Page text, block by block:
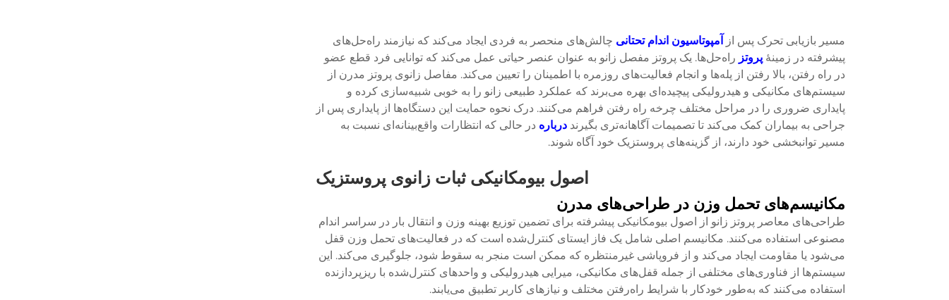
مسیر بازیابی تحرک پس از آمپوتاسیون اندام تحتانی چالش‌های منحصر به فردی ایجاد می‌کند که نیازمند راه‌حل‌های
پیشرفته در زمینهٔ پروتز راه‌حل‌ها. یک پروتز مفصل زانو به عنوان عنصر حیاتی عمل می‌کند که توانایی فرد قطع عضو
در راه رفتن، بالا رفتن از پله‌ها و انجام فعالیت‌های روزمره با اطمینان را تعیین می‌کند. مفاصل زانوی پروتز مدرن از
سیستم‌های مکانیکی و هیدرولیکی پیچیده‌ای بهره می‌برند که عملکرد طبیعی زانو را به خوبی شبیه‌سازی کرده و
پایداری ضروری را در مراحل مختلف چرخه راه رفتن فراهم می‌کنند. درک نحوه حمایت این دستگاه‌ها از پایداری پس از
جراحی به بیماران کمک می‌کند تا تصمیمات آگاهانه‌تری بگیرند درباره در حالی که انتظارات واقع‌بینانه‌ای نسبت به
مسیر توانبخشی خود دارند، از گزینه‌های پروستزیک خود آگاه شوند.
اصول بیومکانیکی ثبات زانوی پروستزیک
مکانیسم‌های تحمل وزن در طراحی‌های مدرن
طراحی‌های معاصر پروتز زانو از اصول بیومکانیکی پیشرفته برای تضمین توزیع بهینه وزن و انتقال بار در سراسر اندام
مصنوعی استفاده می‌کنند. مکانیسم اصلی شامل یک فاز ایستای کنترل‌شده است که در فعالیت‌های تحمل وزن قفل
می‌شود یا مقاومت ایجاد می‌کند و از فروپاشی غیرمنتظره که ممکن است منجر به سقوط شود، جلوگیری می‌کند. این
سیستم‌ها از فناوری‌های مختلفی از جمله قفل‌های مکانیکی، میرایی هیدرولیکی و واحدهای کنترل‌شده با ریزپردازنده
استفاده می‌کنند که به‌طور خودکار با شرایط راه‌رفتن مختلف و نیازهای کاربر تطبیق می‌یابند.